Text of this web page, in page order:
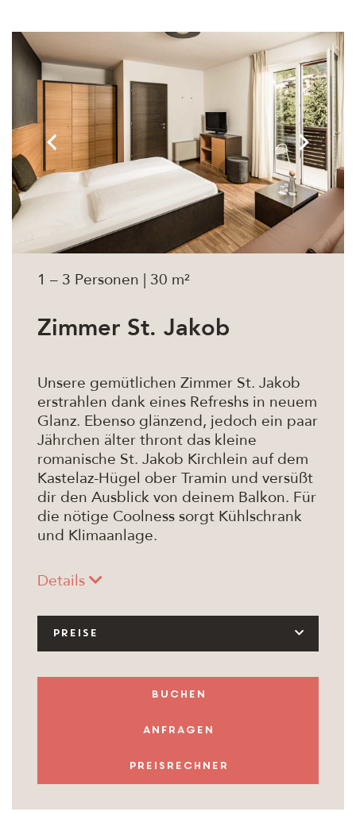
1 – 3 Personen | 30 m²
Zimmer St. Jakob
Unsere gemütlichen Zimmer St. Jakob
erstrahlen dank eines Refreshs in neuem
Glanz. Ebenso glänzend, jedoch ein paar
Jährchen älter thront das kleine
romanische St. Jakob Kirchlein auf dem
Kastelaz-Hügel ober Tramin und versüßt
dir den Ausblick von deinem Balkon. Für
die nötige Coolness sorgt Kühlschrank
und Klimaanlage.
Details
PREISE
buchen
anfragen
Preisrechner